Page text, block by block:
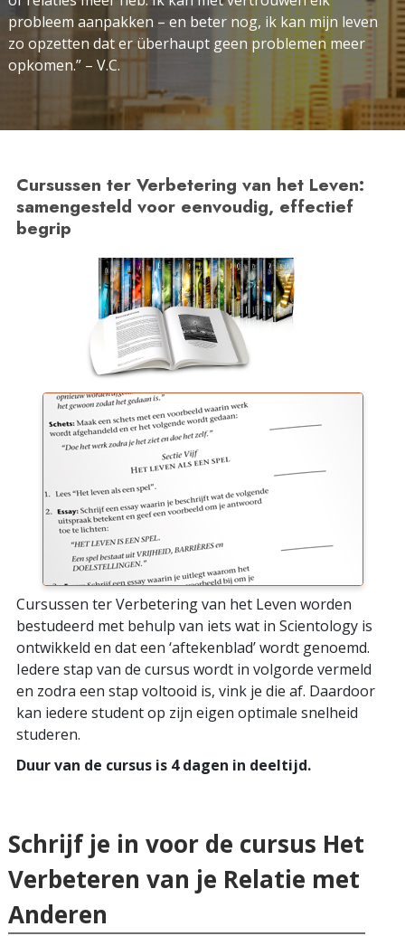
probleem aanpakken – en beter nog, ik kan mijn leven
zo opzetten dat er überhaupt geen problemen meer
opkomen.” – V.C.
Cursussen ter Verbetering van het Leven:
samengesteld voor eenvoudig, effectief
begrip
Cursussen ter Verbetering van het Leven worden
bestudeerd met behulp van iets wat in Scientology is
ontwikkeld en dat een ‘aftekenblad’ wordt genoemd.
Iedere stap van de cursus wordt in volgorde vermeld
en zodra een stap voltooid is, vink je die af. Daardoor
kan iedere student op zijn eigen optimale snelheid
studeren.
Duur van de cursus is 4 dagen in deeltijd.
Schrijf je in voor de cursus Het
Verbeteren van je Relatie met
Anderen